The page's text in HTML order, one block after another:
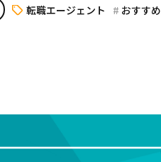
転職エージェント おすすめ